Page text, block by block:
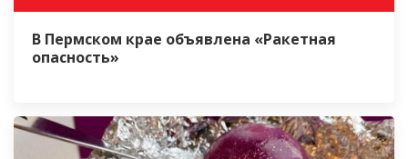
В Пермском крае объявлена «Ракетная
опасность»